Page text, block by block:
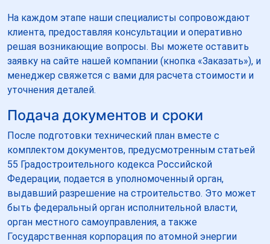
На каждом этапе наши специалисты сопровождают
клиента, предоставляя консультации и оперативно
решая возникающие вопросы. Вы можете оставить
заявку на сайте нашей компании (кнопка «Заказать»), и
менеджер свяжется с вами для расчета стоимости и
уточнения деталей.
Подача документов и сроки
После подготовки технический план вместе с
комплектом документов, предусмотренным статьей
55 Градостроительного кодекса Российской
Федерации, подается в уполномоченный орган,
выдавший разрешение на строительство. Это может
быть федеральный орган исполнительной власти,
орган местного самоуправления, а также
Государственная корпорация по атомной энергии